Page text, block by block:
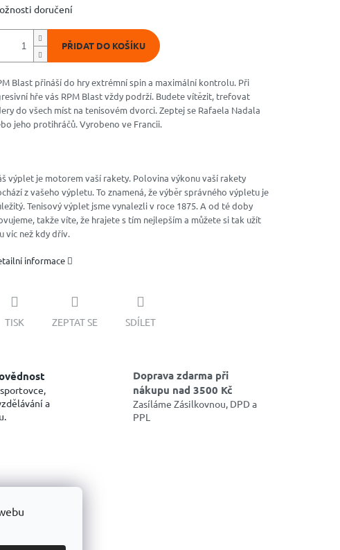
doručení
PŘIDAT DO KOŠÍKU
Blast přináší do hry extrémní spin a maximální kontrolu. Při
hře vás RPM Blast vždy podrží. Budete vítězit, trefovat
do všech míst na tenisovém dvorci. Zeptej se Rafaela Nadala
jeho protihráčů. Vyrobeno ve Francii.
výplet je motorem vaší rakety. Polovina výkonu vaší rakety
z vašeho výpletu. To znamená, že výběr správného výpletu je
Tenisový výplet jsme vynalezli v roce 1875. A od té doby
takže víte, že hrajete s tím nejlepším a můžete si tak užít
víc než kdy dřív.
informace
TISK ZEPTAT SE SDÍLET
a
Doprava zdarma při
nákupu nad 3500 Kč
Zasíláme Zásilkovnou, DPD a
PPL